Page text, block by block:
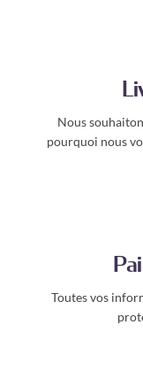
Nous
pourquoi nous
Toutes vos